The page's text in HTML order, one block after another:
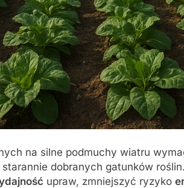
na silne podmuchy wiatru
dobranych gatunków
upraw, zmniejszyć ryzyko